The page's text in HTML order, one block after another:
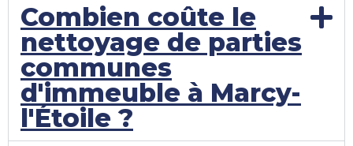
Combien coûte le
nettoyage de parties
communes
d'immeuble à Marcy-
l'Étoile ?